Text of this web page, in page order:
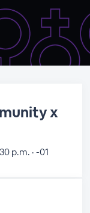
x
p.m. · -01